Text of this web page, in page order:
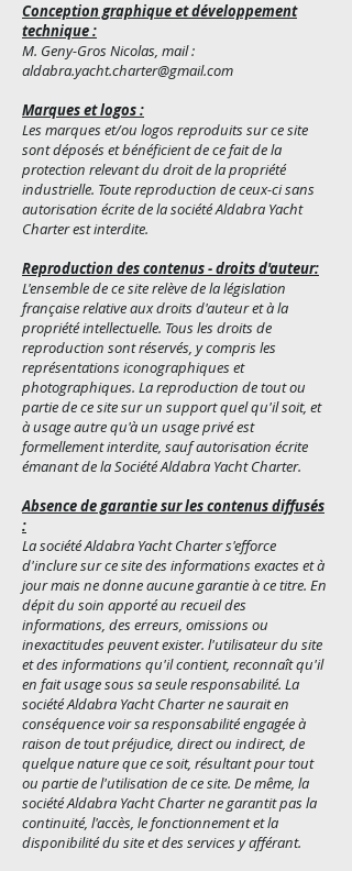
Conception graphique et développement
technique :
M. Geny-Gros Nicolas, mail :
aldabra.yacht.charter@gmail.com
Marques et logos :
Les marques et/ou logos reproduits sur ce site
sont déposés et bénéficient de ce fait de la
protection relevant du droit de la propriété
industrielle. Toute reproduction de ceux-ci sans
autorisation écrite de la société Aldabra Yacht
Charter est interdite.
Reproduction des contenus - droits d'auteur:
L'ensemble de ce site relève de la législation
française relative aux droits d'auteur et à la
propriété intellectuelle. Tous les droits de
reproduction sont réservés, y compris les
représentations iconographiques et
photographiques. La reproduction de tout ou
partie de ce site sur un support quel qu'il soit, et
à usage autre qu'à un usage privé est
formellement interdite, sauf autorisation écrite
émanant de la Société Aldabra Yacht Charter.
Absence de garantie sur les contenus diffusés
:
La société Aldabra Yacht Charter s'efforce
d'inclure sur ce site des informations exactes et à
jour mais ne donne aucune garantie à ce titre. En
dépit du soin apporté au recueil des
informations, des erreurs, omissions ou
inexactitudes peuvent exister. l'utilisateur du site
et des informations qu'il contient, reconnaît qu'il
en fait usage sous sa seule responsabilité. La
société Aldabra Yacht Charter ne saurait en
conséquence voir sa responsabilité engagée à
raison de tout préjudice, direct ou indirect, de
quelque nature que ce soit, résultant pour tout
ou partie de l'utilisation de ce site. De même, la
société Aldabra Yacht Charter ne garantit pas la
continuité, l'accès, le fonctionnement et la
disponibilité du site et des services y afférant.